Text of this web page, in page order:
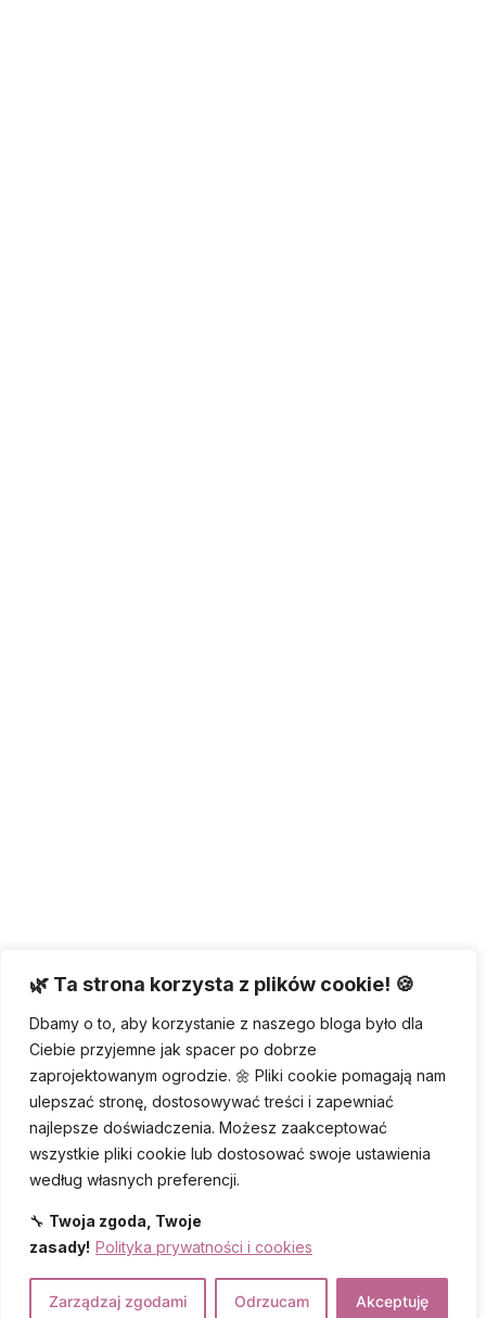
🌿 Ta strona korzysta z plików cookie! 🍪
Dbamy o to, aby korzystanie z naszego bloga było dla
Ciebie przyjemne jak spacer po dobrze
zaprojektowanym ogrodzie. 🌼 Pliki cookie pomagają nam
ulepszać stronę, dostosowywać treści i zapewniać
najlepsze doświadczenia. Możesz zaakceptować
wszystkie pliki cookie lub dostosować swoje ustawienia
według własnych preferencji.
🔧 Twoja zgoda, Twoje
zasady! Polityka prywatności i cookies
Zarządzaj zgodami Odrzucam Akceptuję